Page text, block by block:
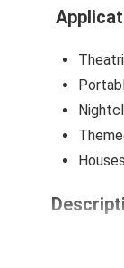
Starting